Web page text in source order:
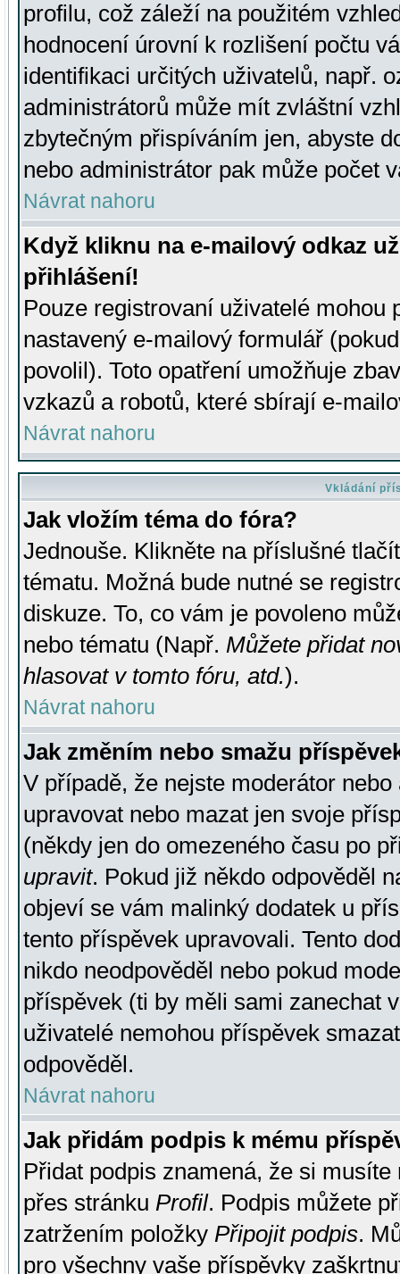
profilu, což záleží na použitém
hodnocení úrovní k rozlišení počtu
identifikaci určitých uživatelů, např.
administrátorů může mít zvláštní
zbytečným přispíváním jen, abyste
nebo administrátor pak může počet
Návrat nahoru
Když kliknu na e-mailový odkaz
přihlášení!
Pouze registrovaní uživatelé mohou
nastavený e-mailový formulář
povolil). Toto opatření umožňuje
vzkazů a robotů, které sbírají e-
Návrat nahoru
Vkládání
Jak vložím téma do fóra?
Jednouše. Klikněte na příslušné
tématu. Možná bude nutné se
diskuze. To, co vám je povoleno
nebo tématu (Např. Můžete přidat
hlasovat v tomto fóru, atd.).
Návrat nahoru
Jak změním nebo smažu
V případě, že nejste moderátor
upravovat nebo mazat jen svoje
(někdy jen do omezeného času po
upravit. Pokud již někdo odpověděl
objeví se vám malinký dodatek u
tento příspěvek upravovali. Tento
nikdo neodpověděl nebo pokud
příspěvek (ti by měli sami zanechat
uživatelé nemohou příspěvek
odpověděl.
Návrat nahoru
Jak přidám podpis k mému
Přidat podpis znamená, že si
přes stránku Profil. Podpis můžete
zatržením položky Připojit podpis.
pro všechny vaše příspěvky